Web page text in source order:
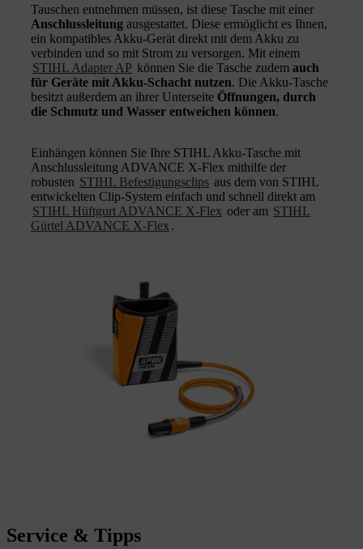
Tauschen entnehmen müssen, ist diese Tasche mit einer
Anschlussleitung ausgestattet. Diese ermöglicht es Ihnen,
ein kompatibles Akku-Gerät direkt mit dem Akku zu
verbinden und so mit Strom zu versorgen. Mit einem
STIHL Adapter AP können Sie die Tasche zudem auch
für Geräte mit Akku-Schacht nutzen. Die Akku-Tasche
besitzt außerdem an ihrer Unterseite Öffnungen, durch
die Schmutz und Wasser entweichen können.
Einhängen können Sie Ihre STIHL Akku-Tasche mit
Anschlussleitung ADVANCE X-Flex mithilfe der
robusten STIHL Befestigungsclips aus dem von STIHL
entwickelten Clip-System einfach und schnell direkt am
STIHL Hüftgurt ADVANCE X-Flex oder am STIHL
Gürtel ADVANCE X-Flex .
Service & Tipps